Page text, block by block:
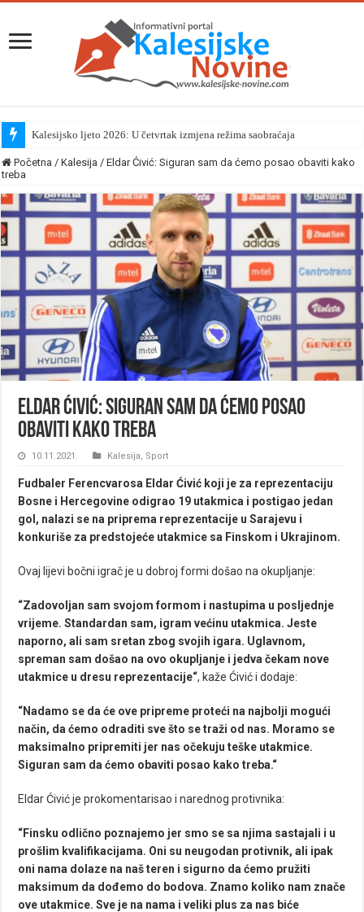
Kalesijsko ljeto 2026: U četvrtak izmjena režima saobraćaja
Početna / Kalesija / Eldar Ćivić: Siguran sam da ćemo posao obaviti kako
treba
Eldar Ćivić: Siguran sam da ćemo posao
obaviti kako treba
10.11.2021. Kalesija, Sport
Fudbaler Ferencvarosa Eldar Ćivić koji je za reprezentaciju
Bosne i Hercegovine odigrao 19 utakmica i postigao jedan
gol, nalazi se na priprema reprezentacije u Sarajevu i
konkuriše za predstojeće utakmice sa Finskom i Ukrajinom.
Ovaj lijevi bočni igrač je u dobroj formi došao na okupljanje:
“Zadovoljan sam svojom formom i nastupima u posljednje
vrijeme. Standardan sam, igram većinu utakmica. Jeste
naporno, ali sam sretan zbog svojih igara. Uglavnom,
spreman sam došao na ovo okupljanje i jedva čekam nove
utakmice u dresu reprezentacije“, kaže Ćivić i dodaje:
“Nadamo se da će ove pripreme proteći na najbolji mogući
način, da ćemo odraditi sve što se traži od nas. Moramo se
maksimalno pripremiti jer nas očekuju teške utakmice.
Siguran sam da ćemo obaviti posao kako treba.“
Eldar Ćivić je prokomentarisao i narednog protivnika:
“Finsku odlično poznajemo jer smo se sa njima sastajali i u
prošlim kvalifikacijama. Oni su neugodan protivnik, ali ipak
oni nama dolaze na naš teren i sigurno da ćemo pružiti
maksimum da dođemo do bodova. Znamo koliko nam znače
ove utakmice. Sve je na nama i veliki plus za nas biće